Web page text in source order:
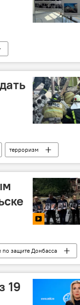
ЮОГУ
терроризм
защите Донбасса
19